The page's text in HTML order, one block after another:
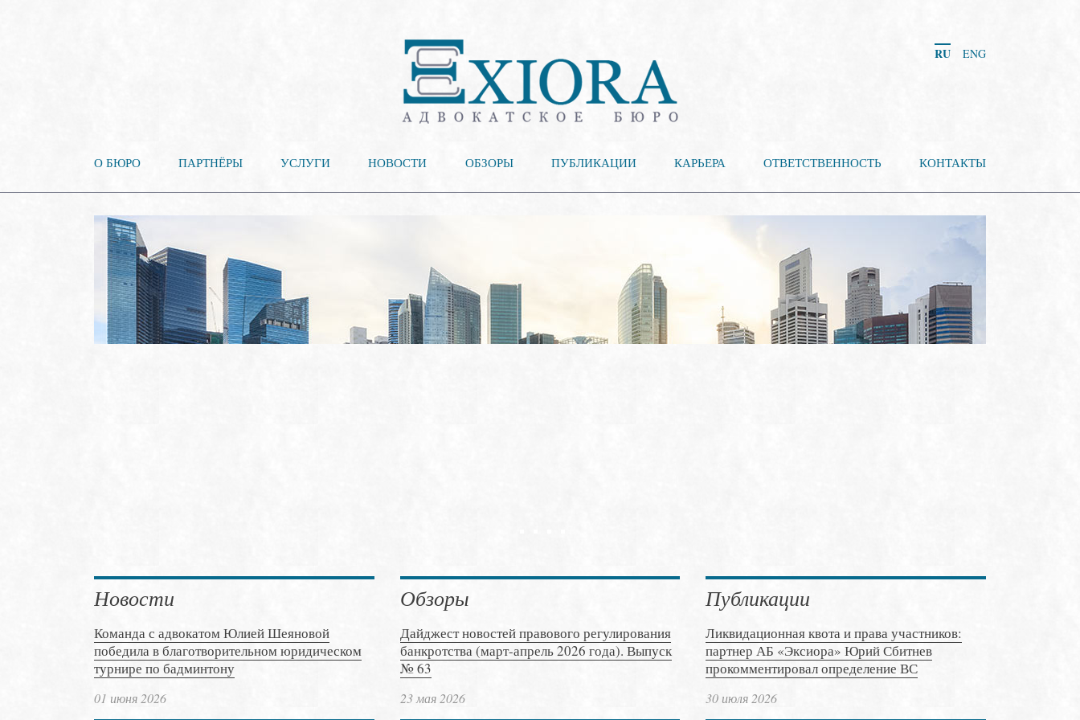
RU ENG
О БЮРО ПАРТНЁРЫ УСЛУГИ НОВОСТИ ОБЗОРЫ ПУБЛИКАЦИИ КАРЬЕРА ОТВЕТСТВЕННОСТЬ КОНТАКТЫ
Новости
Команда с адвокатом Юлией Шеяновой
победила в благотворительном юридическом
турнире по бадминтону
01 июня 2026
Обзоры
Дайджест новостей правового регулирования
банкротства (март-апрель 2026 года). Выпуск
№ 63
23 мая 2026
Публикации
Ликвидационная квота и права участников:
партнер АБ «Эксиора» Юрий Сбитнев
прокомментировал определение ВС
30 июля 2026